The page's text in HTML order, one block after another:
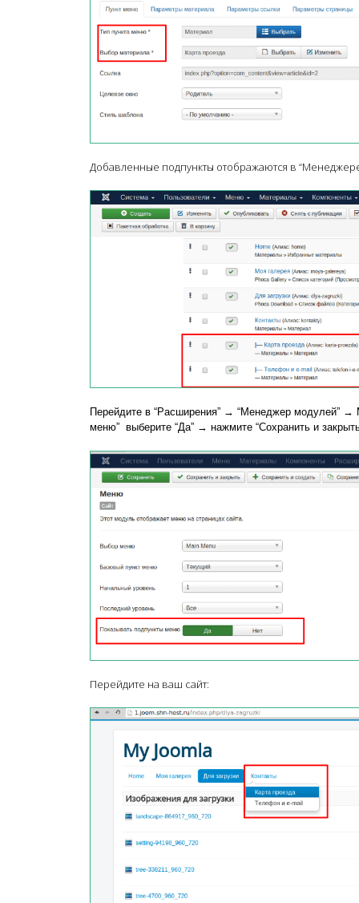
Добавленные подпункты отображаются в
Перейдите в “Расширения” → “Менеджер модулей” →
меню” выберите “Да” → нажмите “Сохранить и
Перейдите на ваш сайт: